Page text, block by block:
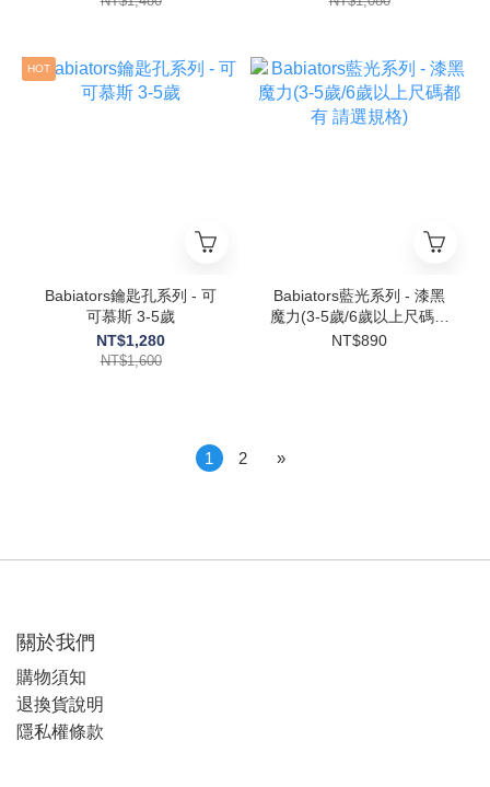
HOT
Babiators鑰匙孔系列 - 可
可慕斯 3-5歲
NT$1,280
NT$1,600
Babiators藍光系列 - 漆黑
魔力(3-5歲/6歲以上尺碼都
有 請選規格)
NT$890
1 2 »
關於我們
購物須知
退換貨說明
隱私權條款